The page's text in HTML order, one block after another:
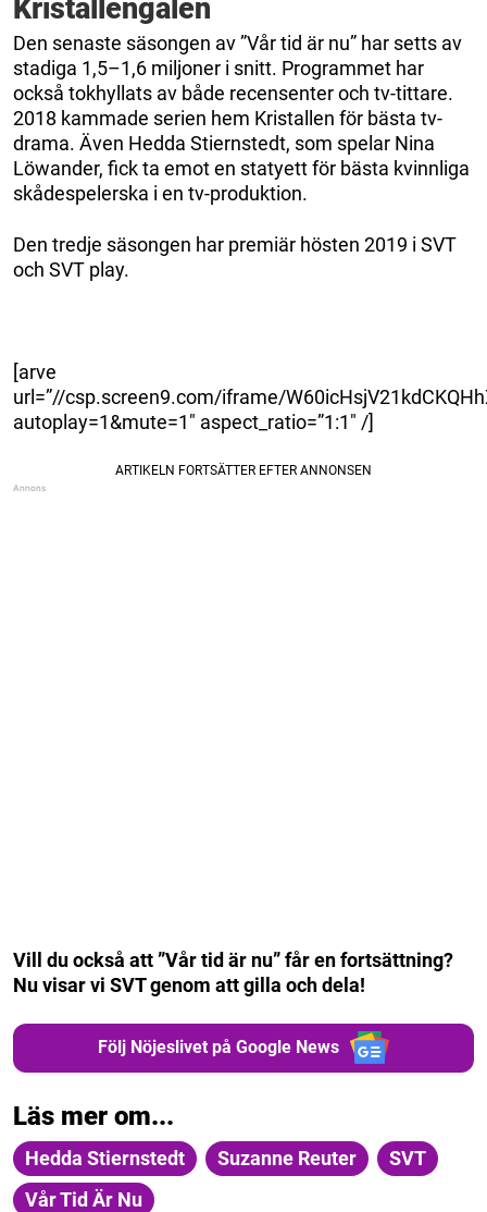
Kristallengalen
Den senaste säsongen av ”Vår tid är nu” har setts av
stadiga 1,5–1,6 miljoner i snitt. Programmet har
också tokhyllats av både recensenter och tv-tittare.
2018 kammade serien hem Kristallen för bästa tv-
drama. Även Hedda Stiernstedt, som spelar Nina
Löwander, fick ta emot en statyett för bästa kvinnliga
skådespelerska i en tv-produktion.
Den tredje säsongen har premiär hösten 2019 i SVT
och SVT play.
[arve
url=”//csp.screen9.com/iframe/
autoplay=1&mute=1″ aspect_ratio=”1:1″ /]
Vill du också att ”Vår tid är nu” får en fortsättning?
Nu visar vi SVT genom att gilla och dela!
Följ Nöjeslivet på Google News
Läs mer om...
Hedda Stiernstedt Suzanne Reuter
SVT
Vår Tid Är Nu